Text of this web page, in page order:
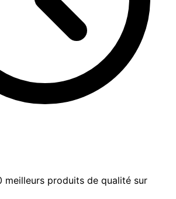
meilleurs produits de qualité sur